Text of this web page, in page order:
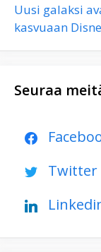
Uusi galaksi
kasvuaan
Seuraa
Twitter